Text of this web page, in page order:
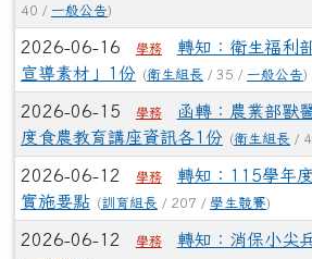
40 / 一般公告)
2026-06-16 學務
轉知：衛生福利
宣導素材」1份
(衛生組長 / 35 / 一般公告)
2026-06-15 學務
函轉：農業部獸
度食農教育講座資訊各1份
(衛生組長 /
2026-06-12 學務
轉知：115學年
實施要點
(訓育組長 / 207 / 學生競賽)
2026-06-12 學務 轉知：消保小尖